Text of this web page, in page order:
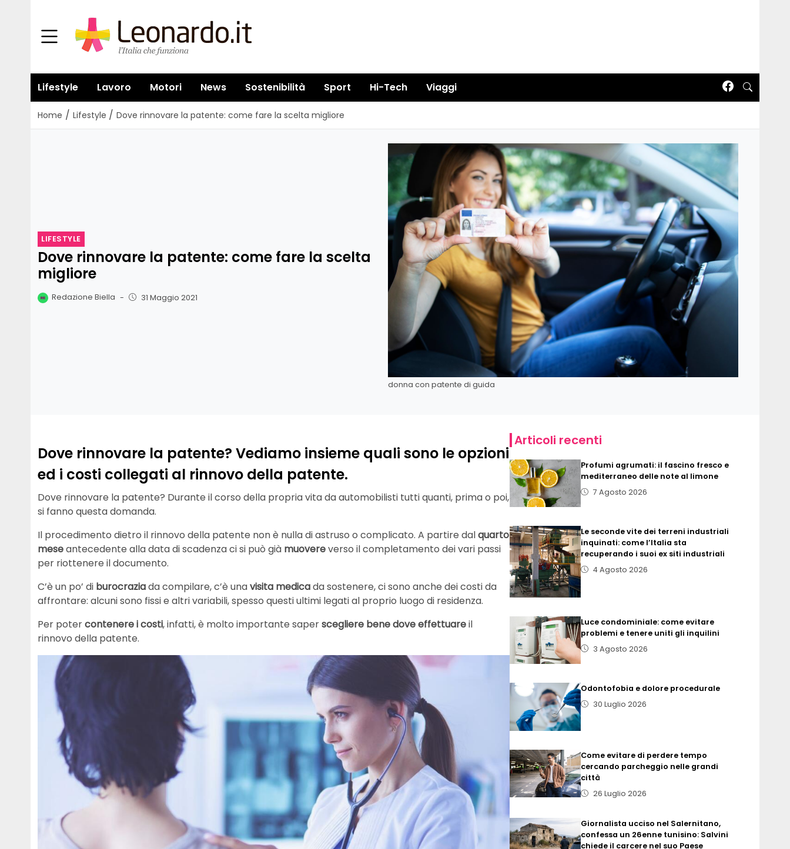
Lifestyle Lavoro Motori News Sostenibilità Sport Hi-Tech Viaggi
Home / Lifestyle / Dove rinnovare la patente: come fare la scelta migliore
LIFESTYLE
Dove rinnovare la patente: come fare la scelta
migliore
Redazione Biella - 31 Maggio 2021
donna con patente di guida
Dove rinnovare la patente? Vediamo insieme quali sono le opzioni
ed i costi collegati al rinnovo della patente.
Dove rinnovare la patente? Durante il corso della propria vita da automobilisti tutti quanti, prima o poi,
si fanno questa domanda.
Il procedimento dietro il rinnovo della patente non è nulla di astruso o complicato. A partire dalquarto
meseantecedente alla data di scadenza ci si può già muovereverso il completamento dei vari passi
per riottenere il documento.
C’è un po’ di burocraziada compilare, c’è unavisita medicada sostenere, ci sono anche dei costi da
affrontare: alcuni sono fissi e altri variabili, spesso questi ultimi legati al proprio luogo di residenza.
Per potercontenere i costi, infatti, è molto importante saperscegliere bene dove effettuareil
rinnovo della patente.
Articoli recenti
Profumi agrumati: il fascino fresco e
mediterraneo delle note al limone
7 Agosto 2026
Le seconde vite dei terreni industriali
inquinati: come l’Italia sta
recuperando i suoi ex siti industriali
4 Agosto 2026
Luce condominiale: come evitare
problemi e tenere uniti gli inquilini
3 Agosto 2026
Odontofobia e dolore procedurale
30 Luglio 2026
Come evitare di perdere tempo
cercando parcheggio nelle grandi
città
26 Luglio 2026
Giornalista ucciso nel Salernitano,
confessa un 26enne tunisino: Salvini
chiede il carcere nel suo Paese